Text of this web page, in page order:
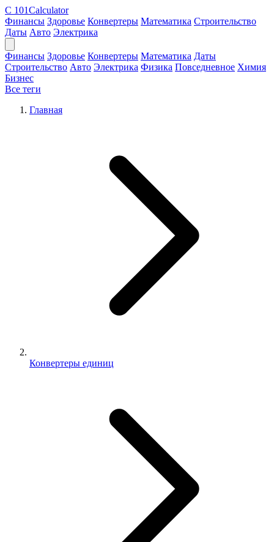
C 101Calculator
Финансы Здоровье Конвертеры Математика Строительство
Даты Авто Электрика
Финансы Здоровье Конвертеры Математика Даты
Строительство Авто Электрика Физика Повседневное Химия
Бизнес
Все теги
Главная
Конвертеры единиц